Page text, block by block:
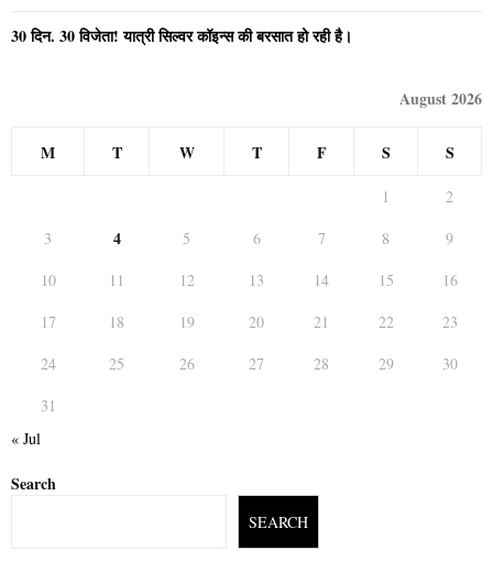
30 दिन. 30 विजेता! यात्री सिल्वर कॉइन्स की बरसात हो रही है।
August 2026
M T W T F S S
1
2
3
4 5 6 7 8
9
10
11 12 13 14 15
16
17
18 19 20 21 22
23
24
25 26 27 28 29
30
31
« Jul
Search
SEARCH